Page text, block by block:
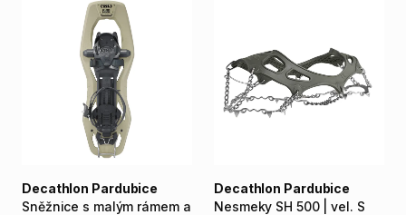
Sněžnice s malým rámem a
Decathlon Pardubice
Nesmeky SH 500 vel. S
Decathlon Pardubice